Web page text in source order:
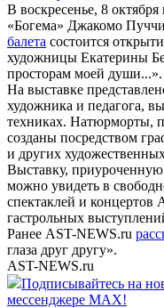
В воскресенье, 8
«Богема» Джакомо
балета состоится
художницы Екатерины
просторам моей души...».
На выставке
художника и педагога,
техниках. Натюрморты,
созданы посредством
и других
Выставку, приуроченную
можно увидеть в
спектаклей и
гастрольных
Ранее AST-NEWS.ru
глаза друг другу».
AST-NEWS.ru
Подписывайтесь на
мессенджере MAX!